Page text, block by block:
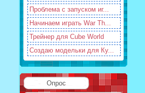
Проблема с запуском иг...
Начинаем играть War Th...
Трейнер для Cube World
Создаю модельки для Ку...
Опрос